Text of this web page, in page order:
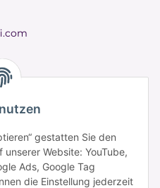
gestatten Sie den
Website: YouTube,
Ads, Google Tag
die Einstellung jederzeit